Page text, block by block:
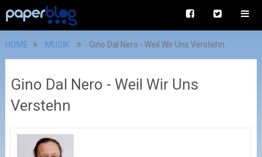
HOME MUSIK Gino Dal Nero - Weil Wir Uns Verstehn
Gino Dal Nero - Weil Wir Uns
Verstehn